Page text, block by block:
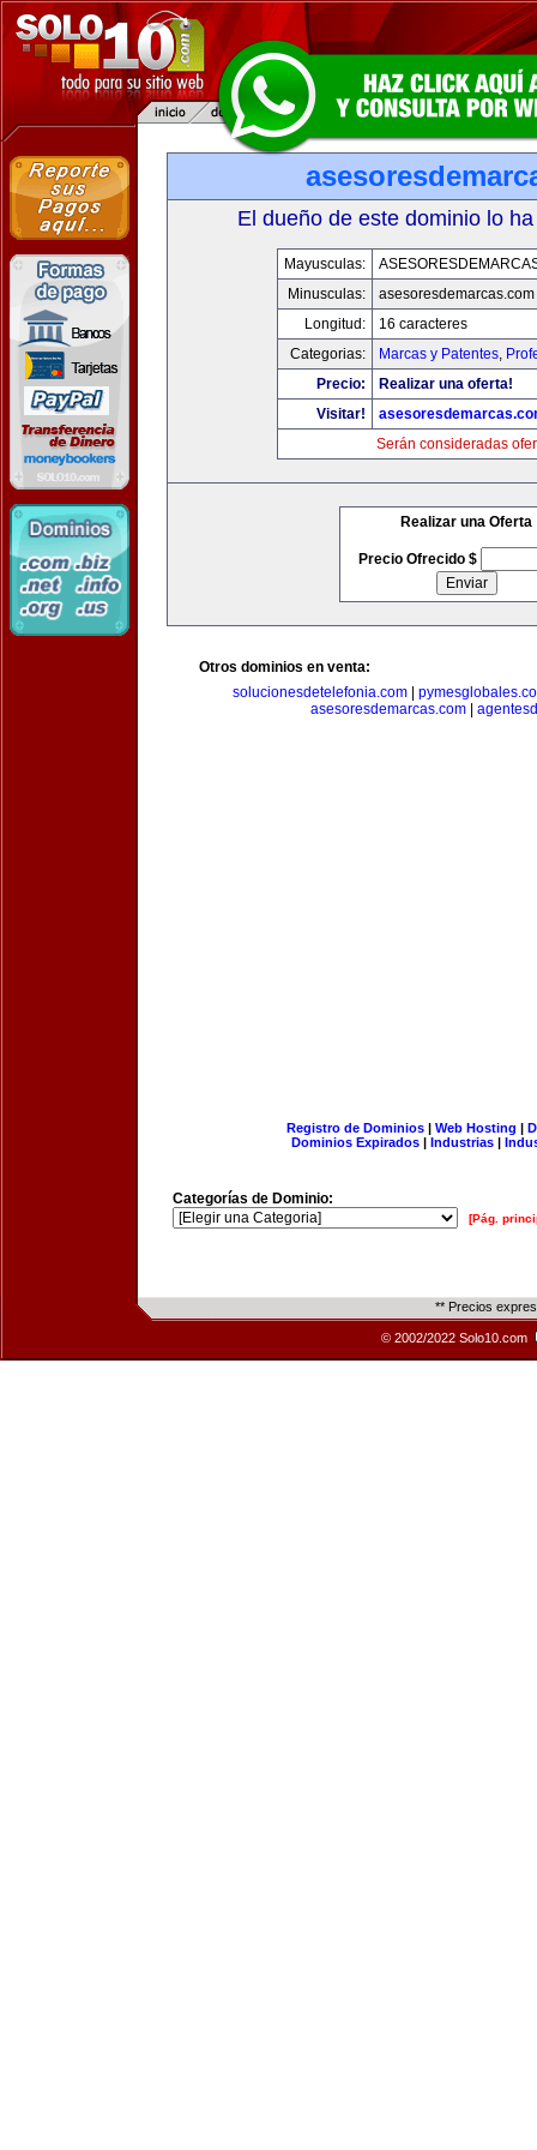
El dueño de este dominio lo
Mayusculas:
Minusculas:
asesoresdemarcas.com
Longitud:
16 caracteres
Categorias:
Marcas y Patentes,
Precio:
Realizar una oferta!
Visitar!
Serán consideradas
Realizar una Oferta
Precio Ofrecido $
Otros dominios en venta:
solucionesdetelefonia.com|
asesoresdemarcas.com
Registro de Dominios| Web Hosting |
Dominios Expirados | Industrias |
Categorías de Dominio:
[Pág.
** Precios
© 2002/2022 Solo10.com